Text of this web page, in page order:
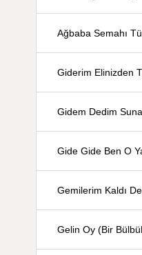
Ağbaba Semahı
Giderim Elinizden
Gidem Dedim
Gide Gide Ben O
Gemilerim Kaldı
Gelin Oy (Bir